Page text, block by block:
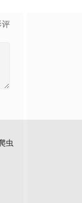
评
虫